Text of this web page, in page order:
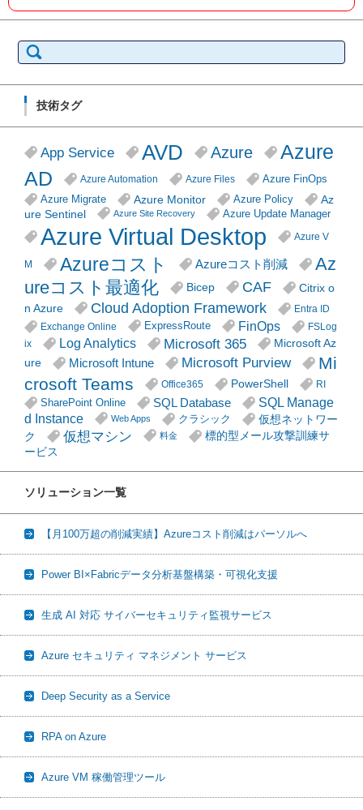
索:
技術タグ
App Service AVD Azure
Azure
AD
Azure Automation Azure Files
Azure FinOps
Azure Migrate
Azure Monitor Azure Policy
Az
ure Sentinel
Azure Site Recovery Azure Update Manager
Azure Virtual Desktop Azure V
M Azureコスト Azureコスト削減
Az
ureコスト最適化
Bicep CAF
Citrix o
n Azure
Cloud Adoption Framework
Entra ID
Exchange Online
ExpressRoute FinOps
FSLog
ix
Log Analytics Microsoft 365
Microsoft Az
ure
Microsoft Intune Microsoft Purview
Mi
crosoft Teams
Office365 PowerShell RI
SharePoint Online SQL Database
SQL Manage
d Instance
Web Apps クラシック
仮想ネットワー
ク
仮想マシン 料金
標的型メール攻撃訓練サ
ービス
ソリューション一覧
【月100万超の削減実績】Azureコスト削減はパーソルへ
Power BI×Fabricデータ分析基盤構築・可視化支援
生成 AI 対応 サイバーセキュリティ監視サービス
Azure セキュリティ マネジメント サービス
Deep Security as a Service
RPA on Azure
Azure VM 稼働管理ツール